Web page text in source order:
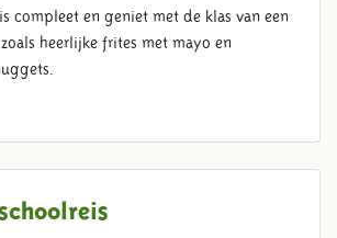
compleet en geniet met de klas van een
heerlijke frites met mayo en